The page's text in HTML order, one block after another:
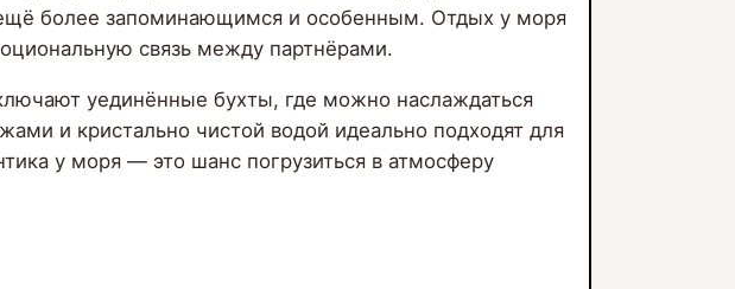
более запоминающимся и особенным. Отдых у моря
связь между партнёрами.
уединённые бухты, где можно наслаждаться
и кристально чистой водой идеально подходят для
у моря — это шанс погрузиться в атмосферу